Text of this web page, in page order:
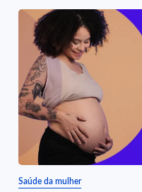
Saúde da mulher